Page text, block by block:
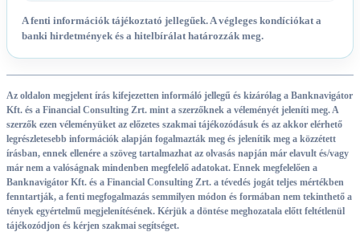
A fenti információk tájékoztató jellegűek. A végleges kondíciókat a
banki hirdetmények és a hitelbírálat határozzák meg.
Az oldalon megjelent írás kifejezetten informáló jellegű és kizárólag a Banknavigátor
Kft. és a Financial Consulting Zrt. mint a szerzőknek a véleményét jeleníti meg. A
szerzők ezen véleményüket az előzetes szakmai tájékozódásuk és az akkor elérhető
legrészletesebb információk alapján fogalmazták meg és jelenítik meg a közzétett
írásban, ennek ellenére a szöveg tartalmazhat az olvasás napján már elavult és/vagy
már nem a valóságnak mindenben megfelelő adatokat. Ennek megfelelően a
Banknavigátor Kft. és a Financial Consulting Zrt. a tévedés jogát teljes mértékben
fenntartják, a fenti megfogalmazás semmilyen módon és formában nem tekinthető a
tények egyértelmű megjelenítésének. Kérjük a döntése meghozatala előtt feltétlenül
tájékozódjon és kérjen szakmai segítséget.